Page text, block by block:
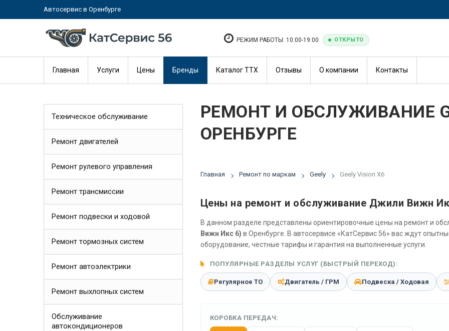
Автосервис в Оренбурге
РЕЖИМ РАБОТЫ: 10:00-19:00 ОТКРЫТО
Главная Услуги Цены Бренды Каталог ТТХ Отзывы О компании Контакты
РЕМОНТ И ОБСЛУЖИВАНИЕ
ОРЕНБУРГЕ
Главная Ремонт по маркам Geely Geely Vision X6
Цены на ремонт и обслуживание Джили Вижн
В данном разделе представлены ориентировочные цены на ремонт и
Вижн Икс 6) в Оренбурге. В автосервисе «КатСервис 56» вас ждут
оборудование, честные тарифы и гарантия на выполненные услуги.
ПОПУЛЯРНЫЕ РАЗДЕЛЫ УСЛУГ (БЫСТРЫЙ ПЕРЕХОД):
Регулярное ТО Двигатель / ГРМ Подвеска / Ходовая
КОРОБКА ПЕРЕДАЧ:
Техническое обслуживание
Ремонт двигателей
Ремонт рулевого управления
Ремонт трансмиссии
Ремонт подвески и ходовой
Ремонт тормозных систем
Ремонт автоэлектрики
Ремонт выхлопных систем
Обслуживание
автокондиционеров